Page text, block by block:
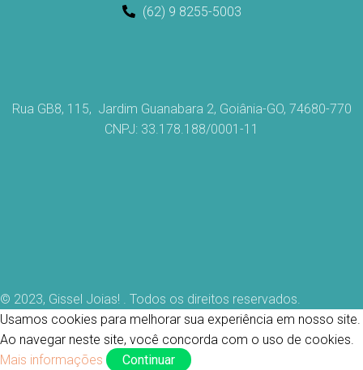
(62) 9 8255-5003
Rua GB8, 115, Jardim Guanabara 2, Goiânia-GO, 74680-770
CNPJ: 33.178.188/0001-11
© 2023, Gissel Joias! . Todos os direitos reservados.
Usamos cookies para melhorar sua experiência em nosso site.
Ao navegar neste site, você concorda com o uso de cookies.
Mais informações
Continuar